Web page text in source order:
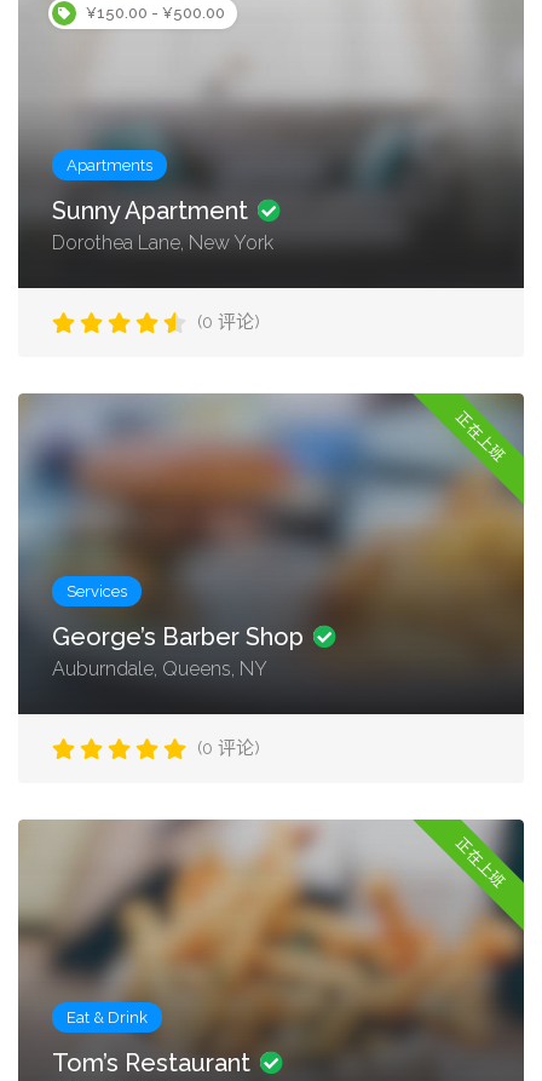
¥150.00 - ¥500.00
Apartments
Sunny Apartment
Dorothea Lane, New York
(0 评论)
正在上班
Services
George’s Barber Shop
Auburndale, Queens, NY
(0 评论)
正在上班
Eat & Drink
Tom’s Restaurant